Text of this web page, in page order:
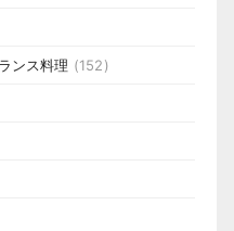
ンス料理 (152)